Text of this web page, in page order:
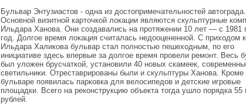
Бульвар Энтузиастов - одна из достопримечательностей автограда.
Основной визитной карточкой локации являются скульптурные
Ильдара Ханова. Они создавались на протяжении 10 лет — с 1981
год. Долгое время локация считалась недооцененной. С приходом
Ильдара Халикова бульвар стал полностью пешеходным, по его
инициативе здесь впервые за долгое время провели ремонт. Весь
был уложен брусчаткой, установили 40 новых скамеек,
светильники. Отреставрированы были и скульптуры Ханова. Кроме
бульваре появилась парковка для велосипедов и детские игровые
площадки. Всего на реконструкцию объекта тогда ушло порядка 55
рублей.